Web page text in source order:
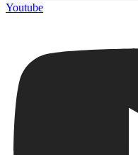
Youtube